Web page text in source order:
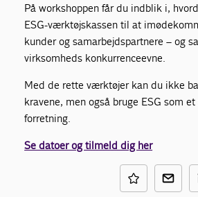
På workshoppen får du indblik i,
ESG-værktøjskassen til at
kunder og samarbejdspartnere – og
virksomheds konkurrenceevne.
Med de rette værktøjer kan du ikke
kravene, men også bruge ESG som
forretning.
Se datoer og tilmeld dig her